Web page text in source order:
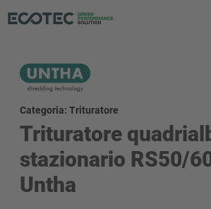
Categoria: Trituratore
Trituratore
stazionario RS50/
Untha